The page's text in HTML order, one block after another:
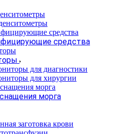
средства
для диагностики
для хирургии
морга
заготовка крови